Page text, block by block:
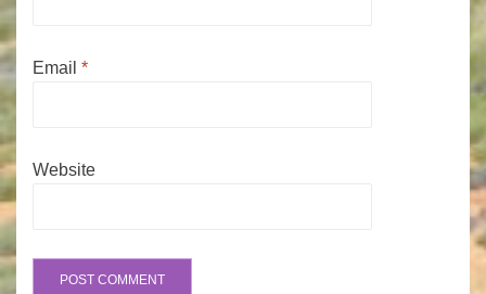
Email *
Website